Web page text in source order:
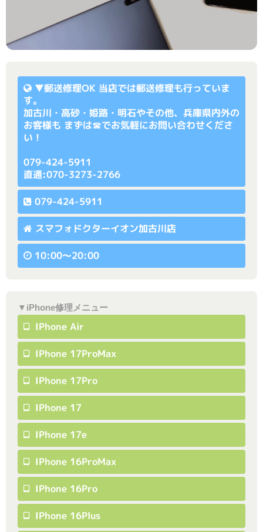
▼郵送修理OK 当店では郵送修理も行っていま
す。
加古川・高砂・姫路・明石やその他、兵庫県内外の
お客様も まずは☎でお気軽にお問い合わせくださ
い！
079-424-5911
直通:070-3273-2766
079-424-5911
スマフォドクターイオン加古川店
10:00〜20:00
▼iPhone修理メニュー
IPhone Air
IPhone 17ProMax
IPhone 17Pro
IPhone 17
IPhone 17e
IPhone 16ProMax
IPhone 16Pro
IPhone 16Plus